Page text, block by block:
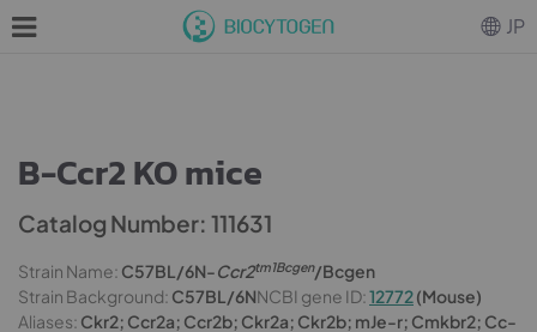
B-Ccr2 KO mice
Catalog Number: 111631
Strain Name: C57BL/6N-Ccr2tm1Bcgen/Bcgen
Strain Background: C57BL/6NNCBI gene ID:12772(Mouse)
Aliases: Ckr2; Ccr2a; Ccr2b; Ckr2a; Ckr2b; mJe-r; Cmkbr2; Cc-
JP